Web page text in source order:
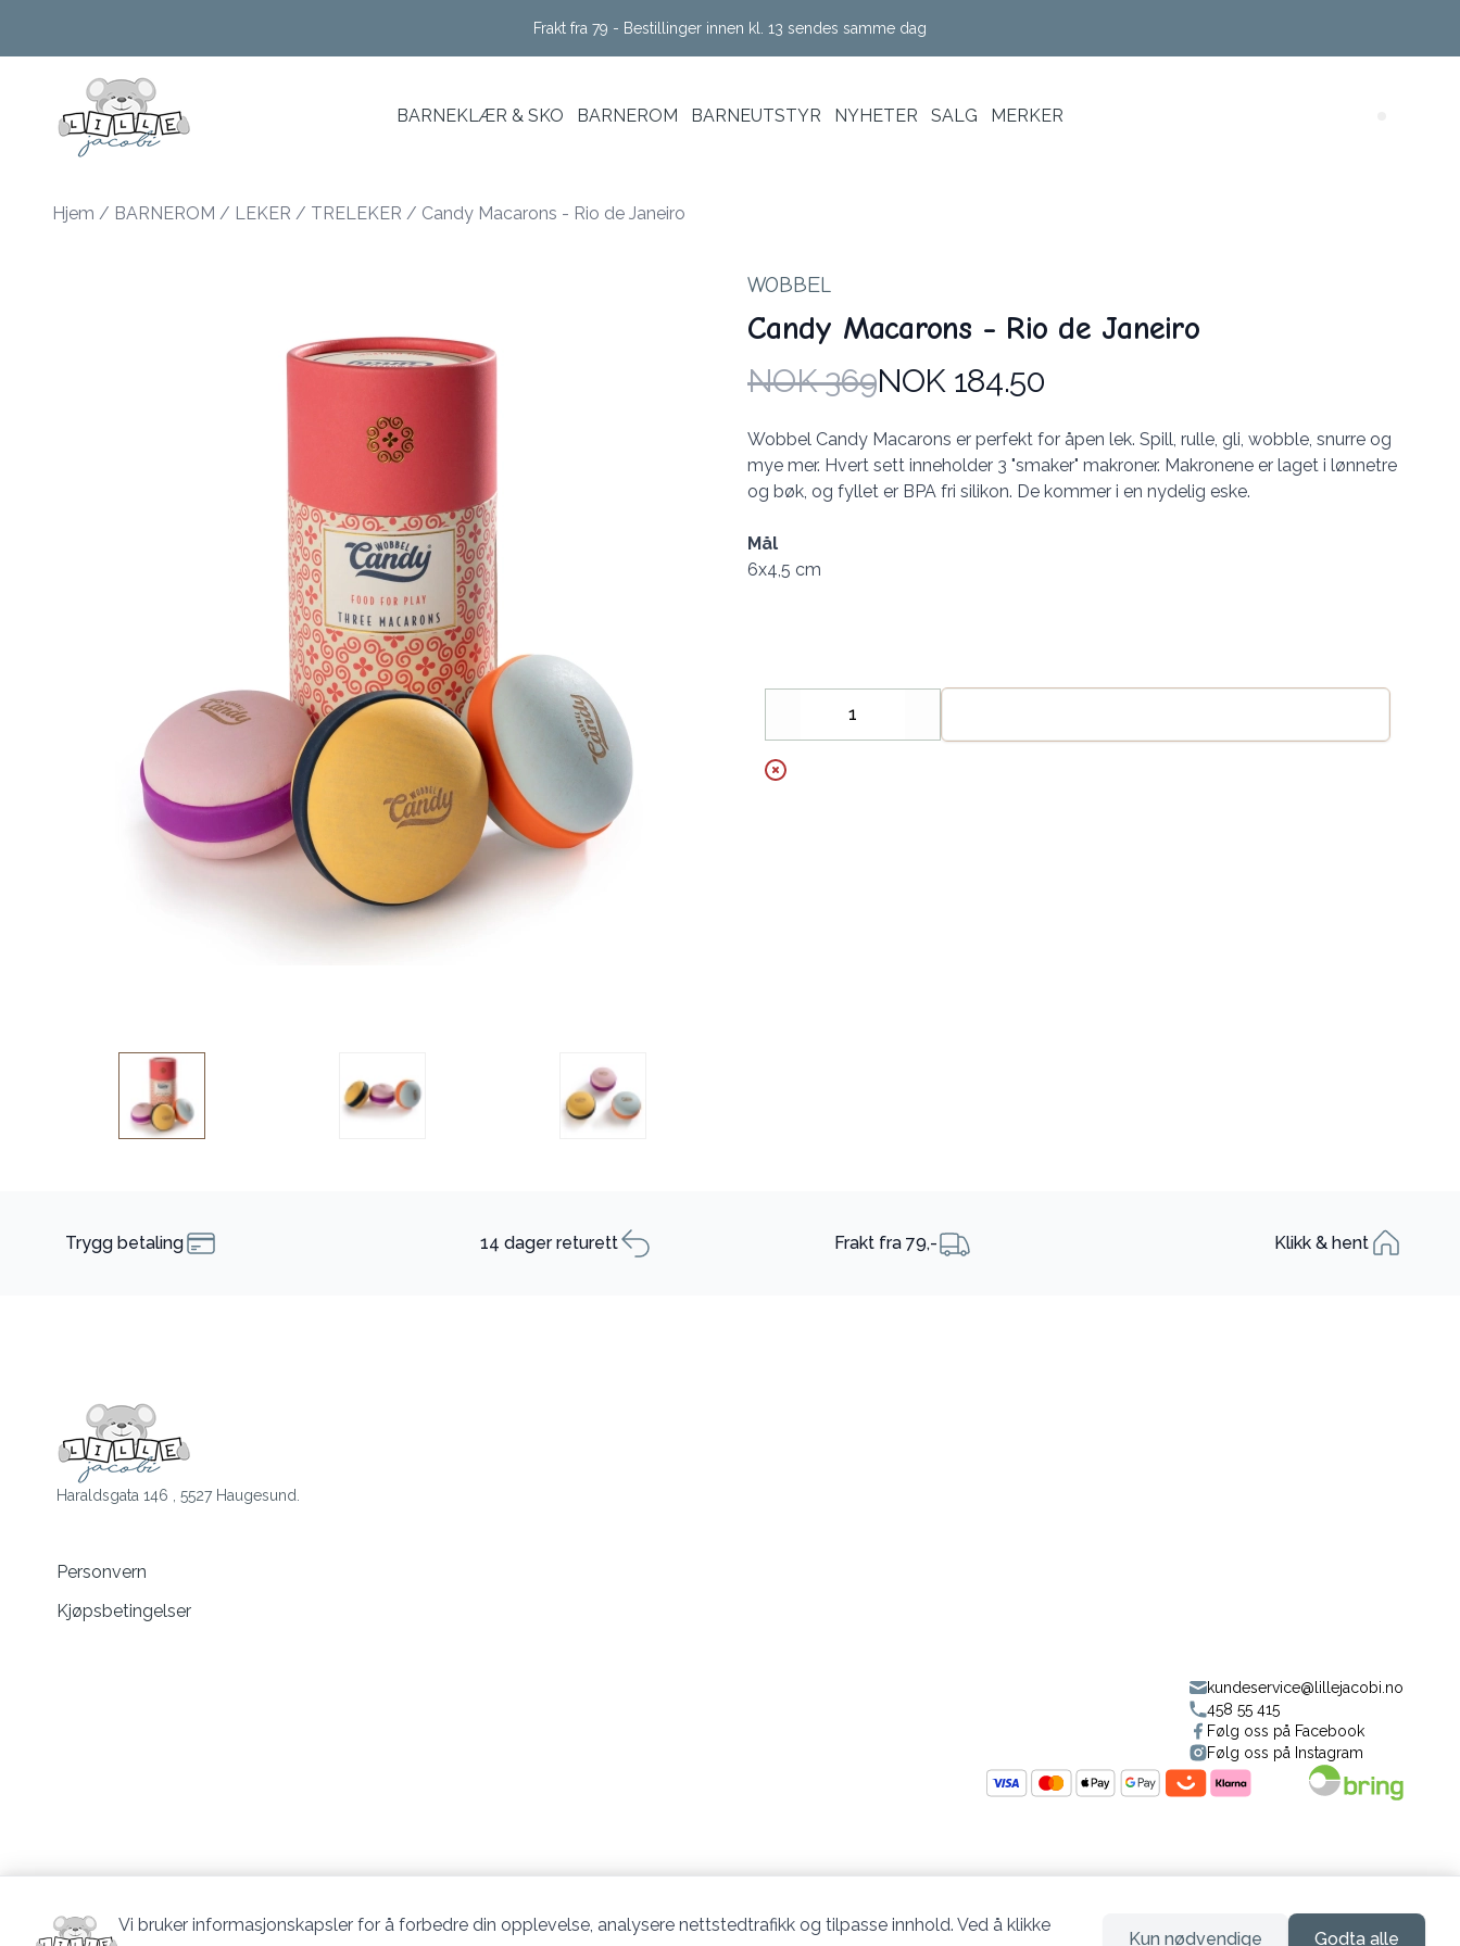
Frakt fra 79 - Bestillinger innen kl. 13 sendes samme dag
BARNEKLÆR & SKO BARNEROM BARNEUTSTYR NYHETER SALG MERKER
Hjem / BARNEROM / LEKER / TRELEKER / Candy Macarons - Rio de Janeiro
WOBBEL
Candy Macarons - Rio de Janeiro
Produktdetaljer
NOK 369NOK 184.50
Description
Wobbel Candy Macarons er perfekt for åpen lek. Spill, rulle, gli, wobble, snurre og
mye mer. Hvert sett inneholder 3 "smaker" makroner. Makronene er laget i lønnetre
og bøk, og fyllet er BPA fri silikon. De kommer i en nydelig eske.
Mål
6x4,5 cm
Decrease
Trygg betaling 14 dager returett Frakt fra 79,- Klikk & hent
Haraldsgata 146 , 5527 Haugesund.
Personvern
Kjøpsbetingelser
kundeservice@lillejacobi.no
458 55 415
Følg oss på Facebook
Følg oss på Instagram
Vi bruker informasjonskapsler for å forbedre din opplevelse, analysere nettstedtrafikk og tilpasse innhold. Ved å klikke
Kun nødvendige Godta alle